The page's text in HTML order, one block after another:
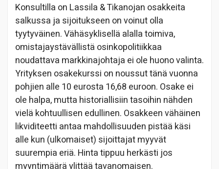
Konsultilla on Lassila & Tikanojan osakkeita
salkussa ja sijoitukseen on voinut olla
tyytyväinen. Vähäsyklisellä alalla toimiva,
omistajaystävällistä osinkopolitiikkaa
noudattava markkinajohtaja ei ole huono valinta.
Yrityksen osakekurssi on noussut tänä vuonna
pohjien alle 10 eurosta 16,68 euroon. Osake ei
ole halpa, mutta historiallisiin tasoihin nähden
vielä kohtuullisen edullinen. Osakkeen vähäinen
likviditeetti antaa mahdollisuuden pistää käsi
alle kun (ulkomaiset) sijoittajat myyvät
suurempia eriä. Hinta tippuu herkästi jos
myyntimäärä ylittää tavanomaisen.